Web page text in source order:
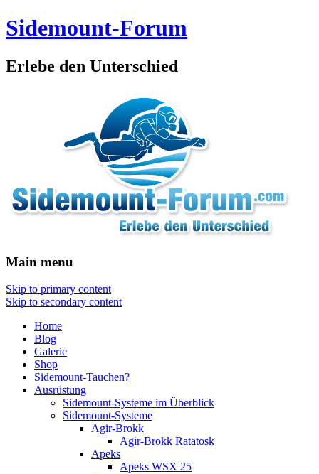
Sidemount-Forum
Erlebe den Unterschied
Main menu
Skip to primary content
Skip to secondary content
Home
Blog
Galerie
Shop
Sidemount-Tauchen?
Ausrüstung
Sidemount-Systeme im Überblick
Sidemount-Systeme
Agir-Brokk
Agir-Brokk Ratatosk
Apeks
Apeks WSX 25